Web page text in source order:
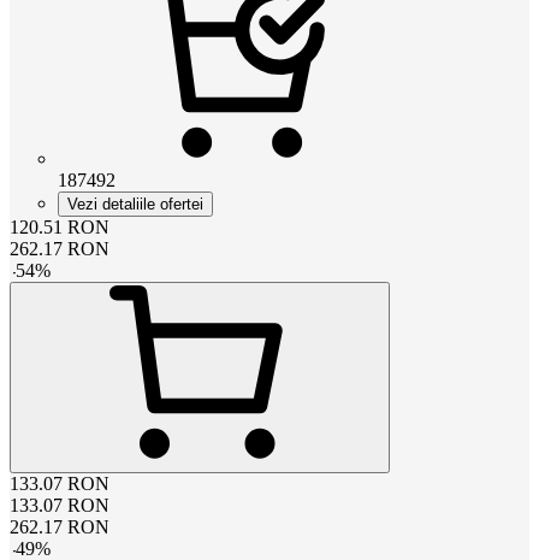
187492
Vezi detaliile ofertei
120.51 RON
262.17 RON
-54%
133.07 RON
133.07 RON
262.17 RON
-49%